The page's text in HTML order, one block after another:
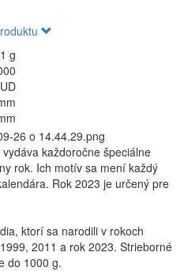
g
každoročne špeciálne
rok. Ich motív sa mení každý
Rok 2023 je určený pre
ktorí sa narodili v rokoch
2011 a rok 2023. Strieborné
do 1000 g.